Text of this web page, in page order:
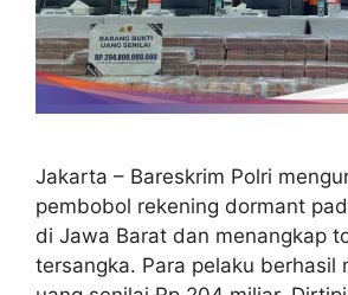
Jakarta – Bareskrim Polri
pembobol rekening dormant
di Jawa Barat dan menangkap
tersangka. Para pelaku berhasil